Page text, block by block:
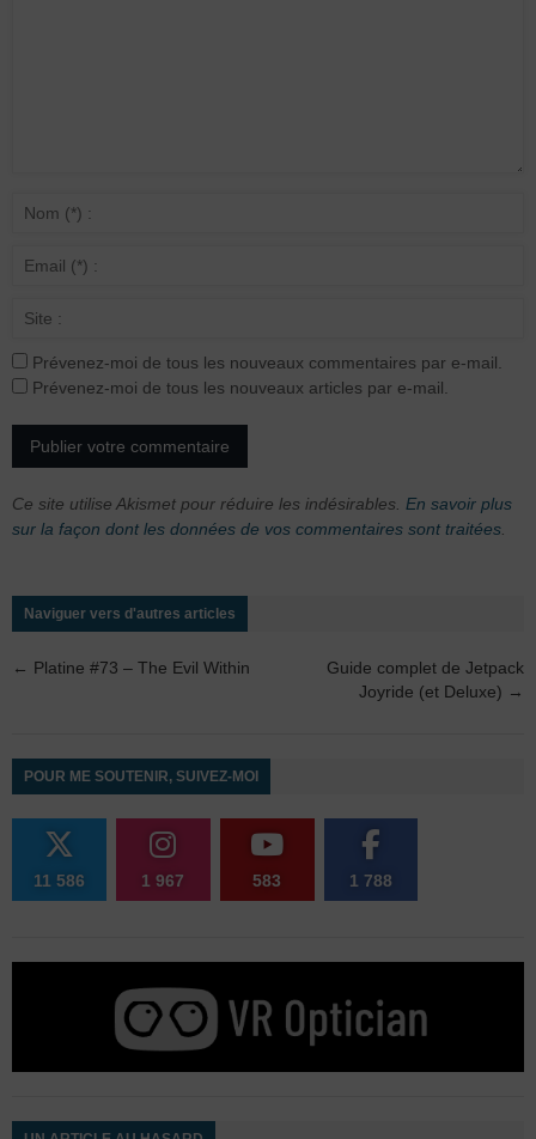
Prévenez-moi de tous les nouveaux commentaires par e-mail.
Prévenez-moi de tous les nouveaux articles par e-mail.
Ce site utilise Akismet pour réduire les indésirables. En savoir plus
sur la façon dont les données de vos commentaires sont traitées.
Naviguer vers d'autres articles
← Platine #73 – The Evil Within
Guide complet de Jetpack
Joyride (et Deluxe) →
POUR ME SOUTENIR, SUIVEZ-MOI
11 586 1 967 583 1 788